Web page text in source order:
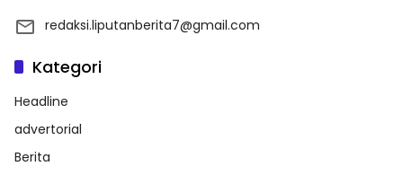
redaksi.liputanberita7@gmail.com
Kategori
Headline
advertorial
Berita